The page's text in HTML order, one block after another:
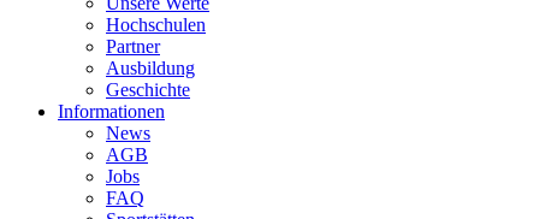
Hochschulen
Partner
Ausbildung
Geschichte
Informationen
News
AGB
Jobs
FAQ